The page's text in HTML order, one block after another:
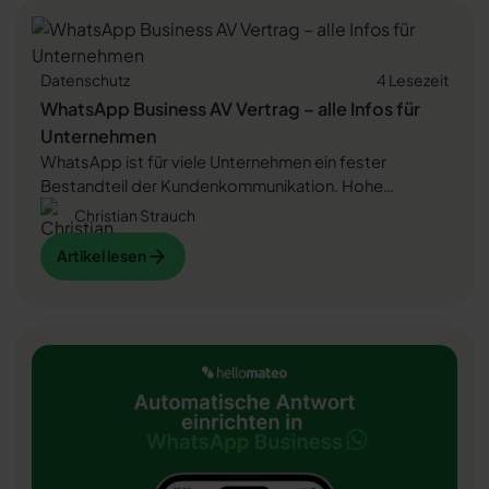
Datenschutz 4 Lesezeit
WhatsApp Business AV Vertrag – alle Infos für
Unternehmen
WhatsApp ist für viele Unternehmen ein fester
Bestandteil der Kundenkommunikation. Hohe
Öffnungsraten und schnelle Reaktionen machen den
Kanal attraktiv. Doch sobald Sie WhatsApp Business
nutzen, verarbeiten Sie personenbezogene Daten –
und damit gelten klare DSGVO-Vorgaben. Welche
erfahren Sie in diesem Artikel.
Artikel lesen
Artikel lesen
Christian Strauch